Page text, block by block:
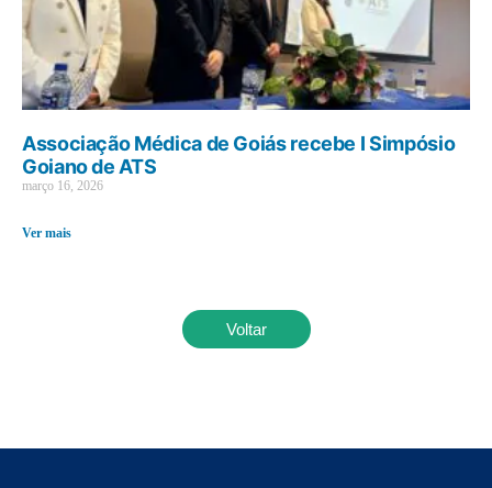
Associação Médica de Goiás recebe I Simpósio
Goiano de ATS
março 16, 2026
Ver mais
Voltar